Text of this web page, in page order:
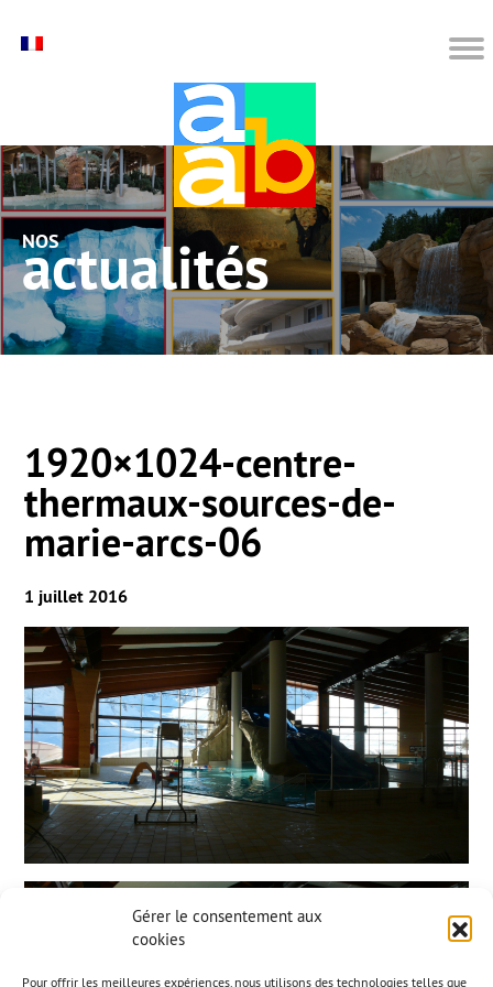
Gérer le consentement aux
cookies
Pour offrir les meilleures expériences, nous utilisons des technologies telles que
nos actualités
1920×1024-centre-
thermaux-sources-de-
marie-arcs-06
1 juillet 2016